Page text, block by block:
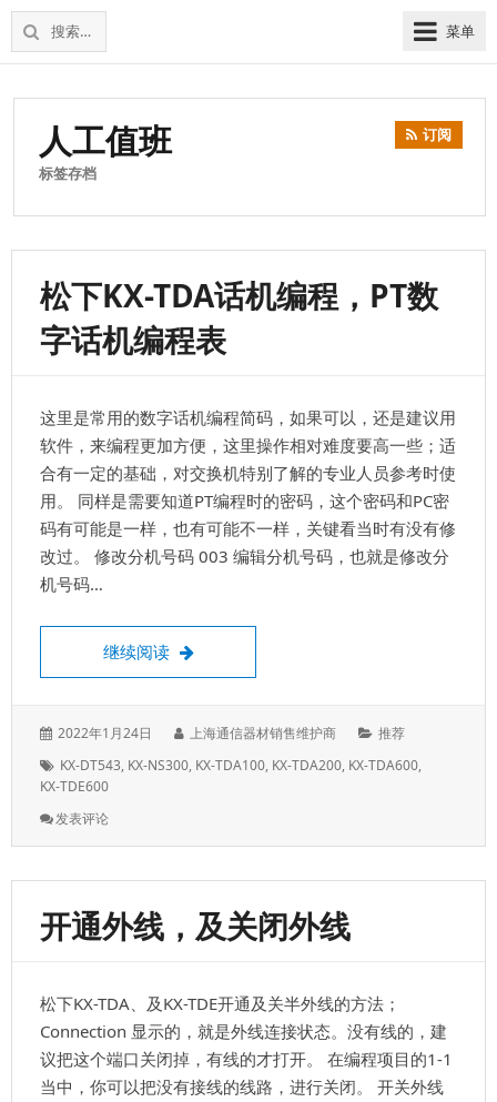
松
下
话
上
海
维
修
交
搜
索：
菜单
人工值班
标签存档
订阅
松下KX-TDA话机编程，PT数
字话机编程表
这里是常用的数字话机编程简码，如果可以，还是建议用
软件，来编程更加方便，这里操作相对难度要高一些；适
合有一定的基础，对交换机特别了解的专业人员参考时使
用。 同样是需要知道PT编程时的密码，这个密码和PC密
码有可能是一样，也有可能不一样，关键看当时有没有修
改过。 修改分机号码 003 编辑分机号码，也就是修改分
机号码…
继续阅读 松下KX-TDA话机编程，PT数字话机编程表
发
于：
2022年1月24日
作
上海通信器材销售维护商
分
推荐
标
签：
KX-DT543, KX-NS300, KX-TDA100, KX-TDA200, KX-TDA600,
KX-TDE600
发表评论: 松
TDA
机
编
数
字
话
机
编
开通外线，及关闭外线
松下KX-TDA、及KX-TDE开通及关半外线的方法；
Connection 显示的，就是外线连接状态。没有线的，建
议把这个端口关闭掉，有线的才打开。 在编程项目的1-1
当中，你可以把没有接线的线路，进行关闭。 开关外线